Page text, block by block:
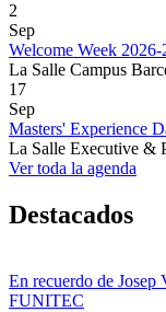
2
Sep
Welcome Week 2026-
La Salle Campus
17
Sep
Masters' Experience
La Salle Executive &
Ver toda la agenda
Destacados
En recuerdo de Josep
FUNITEC